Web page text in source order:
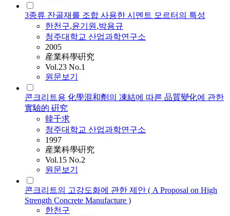
3종류 잔골재를 조합 사용한 시멘트 모르터의 특성
한천구,윤기원,박용규
청주대학교 산업과학연구소
2005
産業科學硏究
Vol.23 No.1
원문보기
콘크리트용 化學混和劑의 凍結에 따른 品質變化에 관한
實驗的 硏究
韓千求
청주대학교 산업과학연구소
1997
産業科學硏究
Vol.15 No.2
원문보기
콘크리트의 고강도화에 관한 제안 ( A Proposal on High
Strength Concrete Manufacture )
한천구